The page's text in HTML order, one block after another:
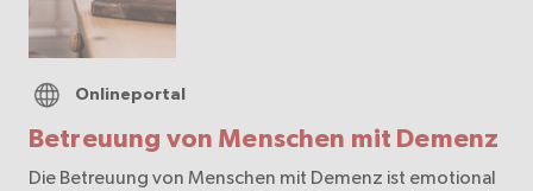
Betreuung von Menschen mit Demenz
Onlineportal
Die Betreuung von Menschen mit Demenz ist emotional